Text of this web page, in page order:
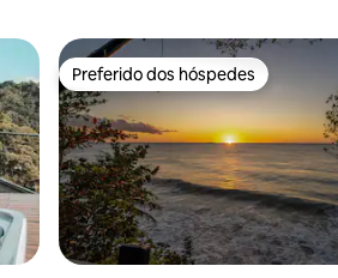
Preferido dos hóspedes
Preferido dos hóspedes